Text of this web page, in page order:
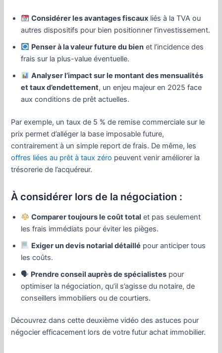
Considérer les avantages fiscaux liés à la TVA ou
autres dispositifs pour bien positionner l’investissement.
Penser à la valeur future du bien et l’incidence des
frais sur la plus-value éventuelle.
Analyser l’impact sur le montant des mensualités
et taux d’endettement, un enjeu majeur en 2025 face
aux conditions de prêt actuelles.
Par exemple, un taux de 5 % de remise commerciale sur le
prix permet d’alléger la base imposable future,
contrairement à un simple report de frais. De même, les
offres liées au prêt à taux zéro peuvent venir améliorer la
trésorerie de l’acquéreur.
À considérer lors de la négociation :
Comparer toujours le coût total et pas seulement
les frais immédiats pour éviter les pièges.
Exiger un devis notarial détaillé pour anticiper tous
les coûts.
🗣 Prendre conseil auprès de spécialistes pour
optimiser la négociation, qu’il s’agisse du notaire, de
conseillers immobiliers ou de courtiers.
Découvrez dans cette deuxième vidéo des astuces pour
négocier efficacement lors de votre futur achat immobilier.